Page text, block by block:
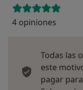
4 opiniones
Todas las
este
pagar